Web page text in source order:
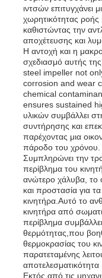
Βίντεο
Σχετικά με εμάς
Γύρος
Ποιοτικός έλεγχος
επαφή
Νέα
Όλες οι
Ζητήστε ένα
ιντσών επιτυγχάνει
χωρητικότητας ροής
καθιστώντας την
αποχέτευσης και
Η αντοχή και η
σχεδιασμό αυτής
steel impeller not
corrosion and wear
chemical
ensures sustained
υλικών συμβάλλει
συντήρησης και
παρέχοντας μια
πάροδο του χρόνου.
Συμπληρώνει την
περίβλημα του
ανώτερο χάλυβα, το
και προστασία για
κινητήρα.Αυτό το
κινητήρα από
περίβλημα
θερμότητας,που
θερμοκρασίας του
παρατεταμένης
αποτελεσματικότητα
Εκτός από τις